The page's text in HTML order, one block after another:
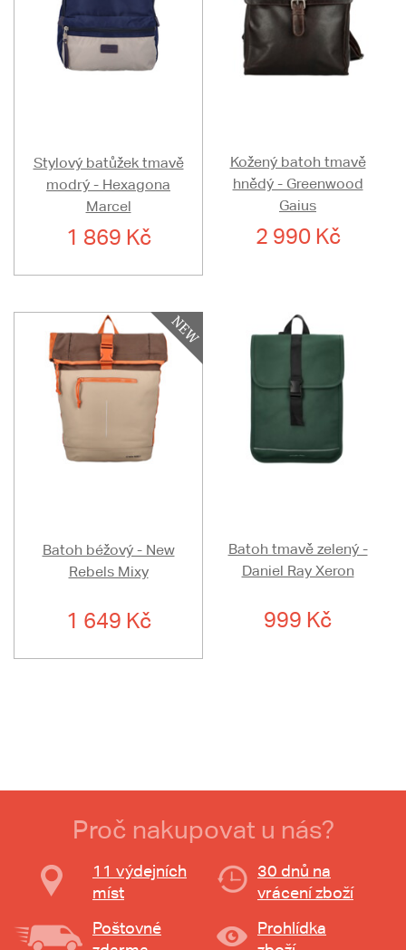
Stylový batůžek tmavě
modrý - Hexagona
Marcel
1 869 Kč
Kožený batoh tmavě
hnědý - Greenwood
Gaius
2 990 Kč
Batoh béžový - New
Rebels Mixy
1 649 Kč
Batoh tmavě zelený -
Daniel Ray Xeron
999 Kč
Proč nakupovat u nás?
11 výdejních
míst
30 dnů na
vrácení zboží
Poštovné
Prohlídka